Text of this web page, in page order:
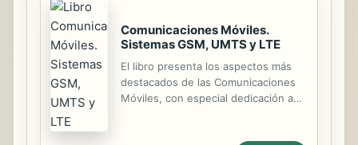
Comunicaciones Móviles.
Sistemas GSM, UMTS y LTE
El libro presenta los aspectos más
destacados de las Comunicaciones
Móviles, con especial dedicación a